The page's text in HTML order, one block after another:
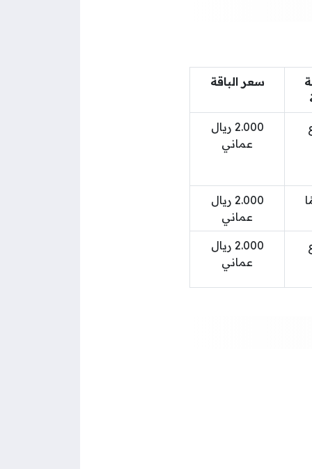
سعر الباقة
2.000 ريال
عماني
2.000 ريال
عماني
2.000 ريال
عماني